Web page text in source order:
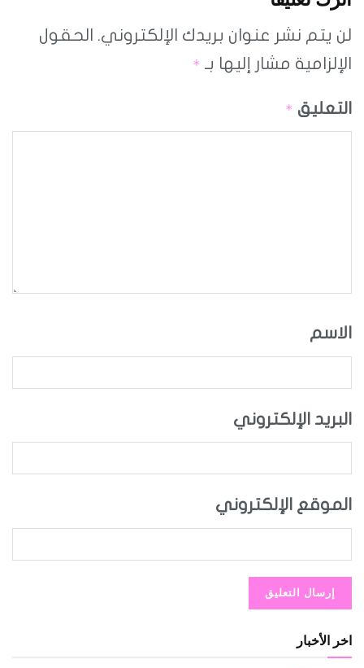
لن يتم نشر عنوان بريدك الإلكتروني. الحقول
الإلزامية مشار إليها بـ *
التعليق *
الاسم
البريد الإلكتروني
الموقع الإلكتروني
اخر الأخبار